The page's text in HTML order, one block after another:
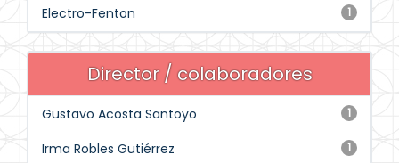
1
Electro-Fenton
Director / colaboradores
1
Gustavo Acosta Santoyo
1
Irma Robles Gutiérrez